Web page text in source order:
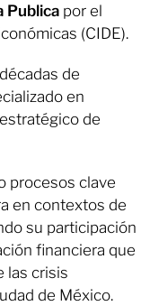
Publica por el
(CIDE).
de
en
de
procesos clave
en contextos de
su participación
financiera que
las crisis
de México.